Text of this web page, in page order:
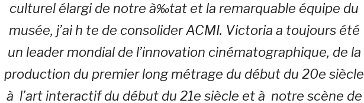
culturel élargi de notre à‰tat et la remarquable équipe du
musée, j’ai h te de consolider ACMI. Victoria a toujours été
un leader mondial de l’innovation cinématographique, de la
production du premier long métrage du début du 20e siècle
à l’art interactif du début du 21e siècle et à notre scène de